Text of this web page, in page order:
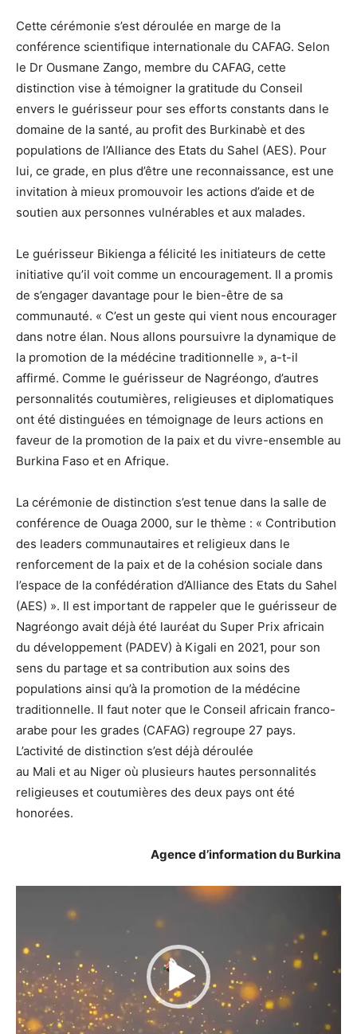
Cette cérémonie s’est déroulée en marge de la
conférence scientifique internationale du CAFAG. Selon
le Dr Ousmane Zango, membre du CAFAG, cette
distinction vise à témoigner la gratitude du Conseil
envers le guérisseur pour ses efforts constants dans le
domaine de la santé, au profit des Burkinabè et des
populations de l’Alliance des Etats du Sahel (AES). Pour
lui, ce grade, en plus d’être une reconnaissance, est une
invitation à mieux promouvoir les actions d’aide et de
soutien aux personnes vulnérables et aux malades.
Le guérisseur Bikienga a félicité les initiateurs de cette
initiative qu’il voit comme un encouragement. Il a promis
de s’engager davantage pour le bien-être de sa
communauté. « C’est un geste qui vient nous encourager
dans notre élan. Nous allons poursuivre la dynamique de
la promotion de la médécine traditionnelle », a-t-il
affirmé. Comme le guérisseur de Nagréongo, d’autres
personnalités coutumières, religieuses et diplomatiques
ont été distinguées en témoignage de leurs actions en
faveur de la promotion de la paix et du vivre-ensemble au
Burkina Faso et en Afrique.
La cérémonie de distinction s’est tenue dans la salle de
conférence de Ouaga 2000, sur le thème : « Contribution
des leaders communautaires et religieux dans le
renforcement de la paix et de la cohésion sociale dans
l’espace de la confédération d’Alliance des Etats du Sahel
(AES) ». Il est important de rappeler que le guérisseur de
Nagréongo avait déjà été lauréat du Super Prix africain
du développement (PADEV) à Kigali en 2021, pour son
sens du partage et sa contribution aux soins des
populations ainsi qu’à la promotion de la médécine
traditionnelle. Il faut noter que le Conseil africain franco-
arabe pour les grades (CAFAG) regroupe 27 pays.
L’activité de distinction s’est déjà déroulée
au Mali et au Niger où plusieurs hautes personnalités
religieuses et coutumières des deux pays ont été
honorées.
Agence d’information du Burkina
Lecteur